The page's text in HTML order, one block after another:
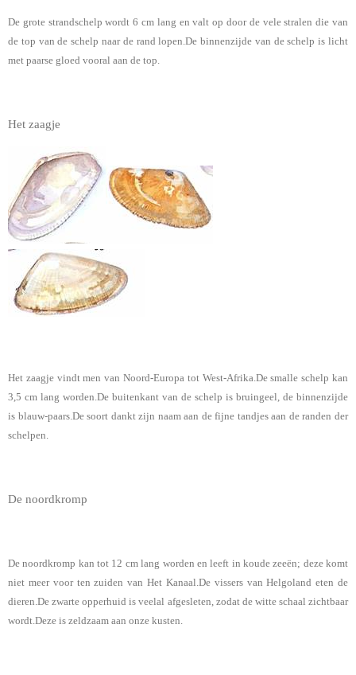
De grote strandschelp wordt 6 cm lang en valt op door de vele stralen die van
de top van de schelp naar de rand lopen.De binnenzijde van de schelp is licht
met paarse gloed vooral aan de top.
Het zaagje
Het zaagje vindt men van Noord-Europa tot West-Afrika.De smalle schelp kan
3,5 cm lang worden.De buitenkant van de schelp is bruingeel, de binnenzijde
is blauw-paars.De soort dankt zijn naam aan de fijne tandjes aan de randen der
schelpen.
De noordkromp
De noordkromp kan tot 12 cm lang worden en leeft in koude zeeën; deze komt
niet meer voor ten zuiden van Het Kanaal.De vissers van Helgoland eten de
dieren.De zwarte opperhuid is veelal afgesleten, zodat de witte schaal zichtbaar
wordt.Deze is zeldzaam aan onze kusten.